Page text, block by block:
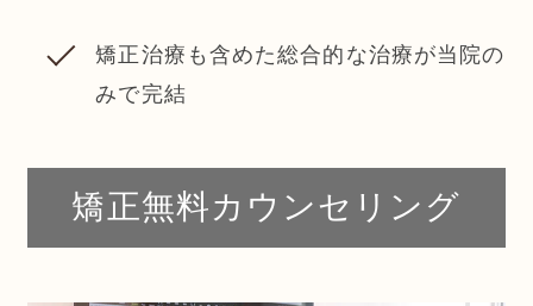
矯正治療も含めた総合的な治療が当院の
みで完結
矯正無料カウンセリング